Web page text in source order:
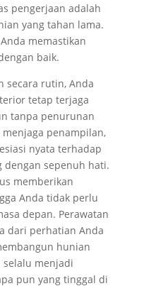
pengerjaan adalah
yang tahan lama.
memastikan
baik.
secara rutin, Anda
tetap terjaga
tanpa penurunan
penampilan,
nyata terhadap
dengan sepenuh hati.
memberikan
Anda tidak perlu
depan. Perawatan
dari perhatian Anda
hunian
selalu menjadi
pun yang tinggal di